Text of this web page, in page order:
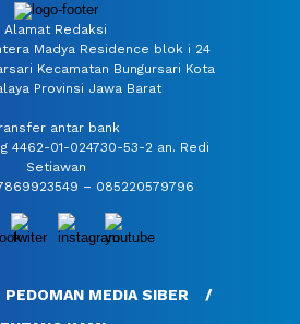
Alamat Redaksi
Madya Residence blok i 24
Kecamatan Bungursari Kota
Provinsi Jawa Barat
antar bank
4462-01-024730-53-2 an. Redi
Setiawan
– 085220579796
PEDOMAN MEDIA SIBER